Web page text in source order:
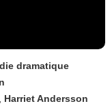
dramatique
Harriet Andersson